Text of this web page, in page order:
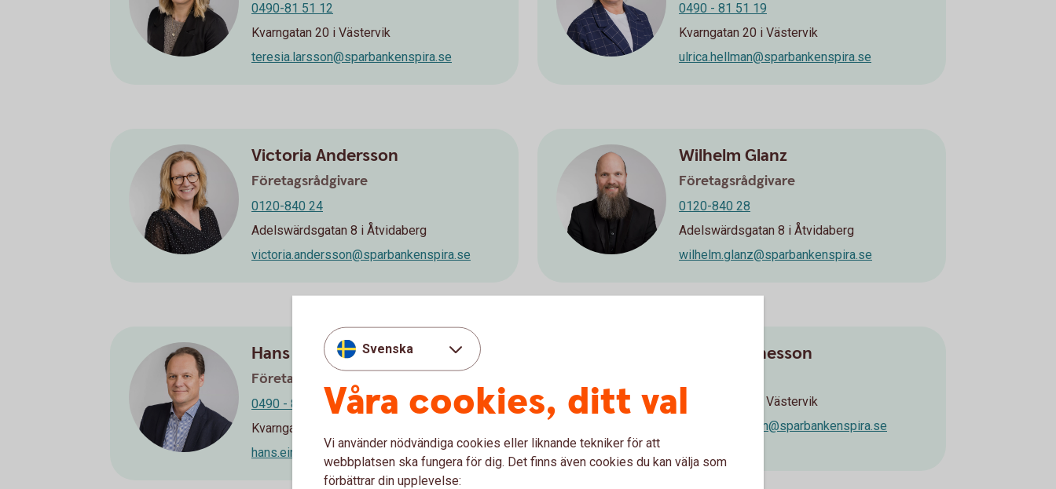
0490-81 51 12
Kvarngatan 20 i Västervik
teresia.larsson@sparbankenspira.se
0490 - 81 51 19
Kvarngatan 20 i Västervik
ulrica.hellman@sparbankenspira.se
Victoria Andersson
Företagsrådgivare
0120-840 24
Adelswärdsgatan 8 i Åtvidaberg
victoria.andersson@sparbankenspira.se
Wilhelm Glanz
Företagsrådgivare
0120-840 28
Adelswärdsgatan 8 i Åtvidaberg
wilhelm.glanz@sparbankenspira.se
Hans Einarsson
Företagsrådgivare
0490 - 81 51 56
Kvarngatan 20 i Västervik
hans.einarsson@sparbankenspira.se
Fredrik Arnesson
Kvarngatan 20 i Västervik
fredrik.arnesson@sparbankenspira.se
Svenska
Våra cookies, ditt val
Vi använder nödvändiga cookies eller liknande tekniker för att
webbplatsen ska fungera för dig. Det finns även cookies du kan välja som
förbättrar din upplevelse: